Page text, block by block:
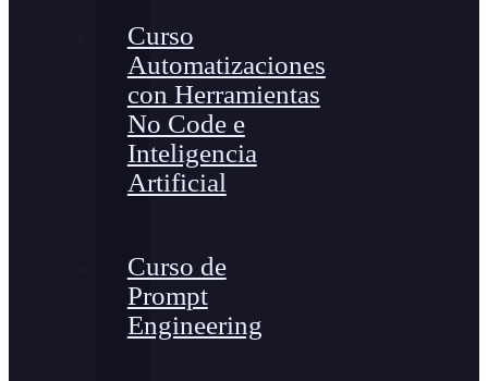
Curso
Automatizaciones
con Herramientas
No Code e
Inteligencia
Artificial
Curso de
Prompt
Engineering